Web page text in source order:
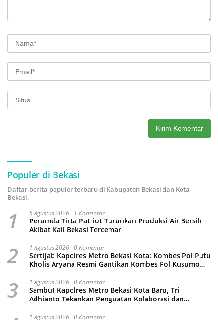
Populer di Bekasi
Daftar berita populer terbaru di Kabupaten Bekasi dan Kota
Bekasi.
1 5 Agustus 2026 1 Komentar
Perumda Tirta Patriot Turunkan Produksi Air Bersih
Akibat Kali Bekasi Tercemar
2 1 Agustus 2026 0 Komentar
Sertijab Kapolres Metro Bekasi Kota: Kombes Pol Putu
Kholis Aryana Resmi Gantikan Kombes Pol Kusumo
3 1 Agustus 2026 0 Komentar
Sambut Kapolres Metro Bekasi Kota Baru, Tri
Adhianto Tekankan Penguatan Kolaborasi dan
1 Agustus 2026 0 Komentar